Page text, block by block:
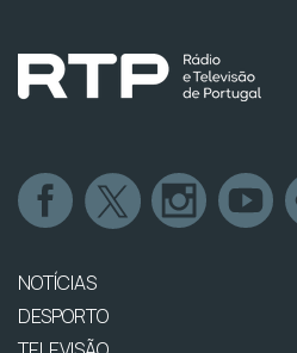
NOTÍCIAS
DESPORTO